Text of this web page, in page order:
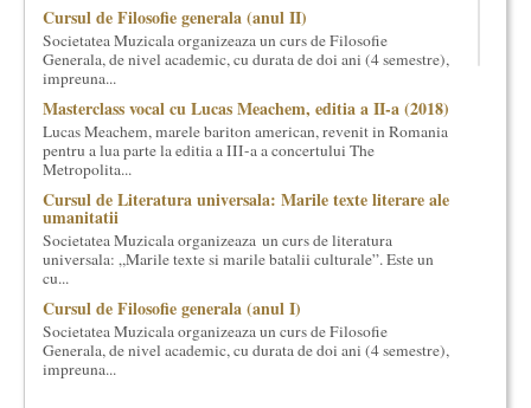
Cursul de Filosofie generala (anul II)
Societatea Muzicala organizeaza un curs de Filosofie
Generala, de nivel academic, cu durata de doi ani (4 semestre),
impreuna...
Masterclass vocal cu Lucas Meachem, editia a II-a (2018)
Lucas Meachem, marele bariton american, revenit in Romania
pentru a lua parte la editia a III-a a concertului The
Metropolita...
Cursul de Literatura universala: Marile texte literare ale
umanitatii
Societatea Muzicala organizeaza un curs de literatura
universala: „Marile texte si marile batalii culturale”. Este un
cu...
Cursul de Filosofie generala (anul I)
Societatea Muzicala organizeaza un curs de Filosofie
Generala, de nivel academic, cu durata de doi ani (4 semestre),
impreuna...